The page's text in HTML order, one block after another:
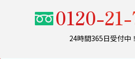
0120-
24時間365日受付中！